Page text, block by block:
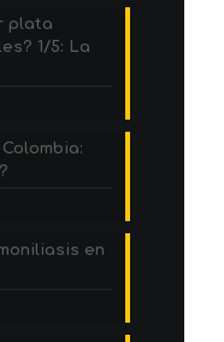
plata
1/5: La
en